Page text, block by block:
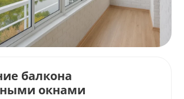
балкона
окнами